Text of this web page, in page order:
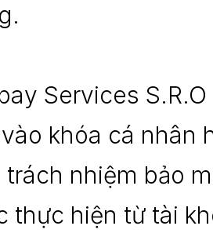
Services S.R.O
vào khóa cá nhân
trách nhiệm bảo
thực hiện từ tài